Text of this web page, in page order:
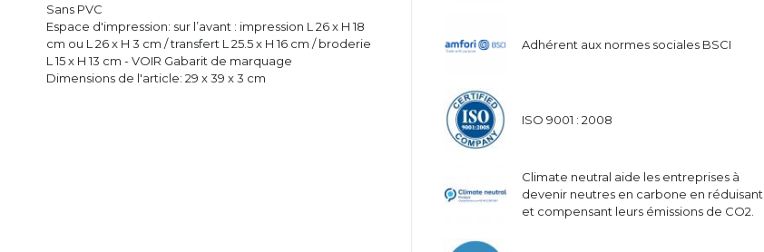
Sans PVC
Espace d'impression: sur l’avant : impression L 26 x H 18
cm ou L 26 x H 3 cm / transfert L 25.5 x H 16 cm / broderie
L 15 x H 13 cm - VOIR Gabarit de marquage
Dimensions de l'article: 29 x 39 x 3 cm
Adhérent aux normes sociales BSCI
ISO 9001 : 2008
Climate neutral aide les entreprises à
devenir neutres en carbone en réduisant
et compensant leurs émissions de CO2.